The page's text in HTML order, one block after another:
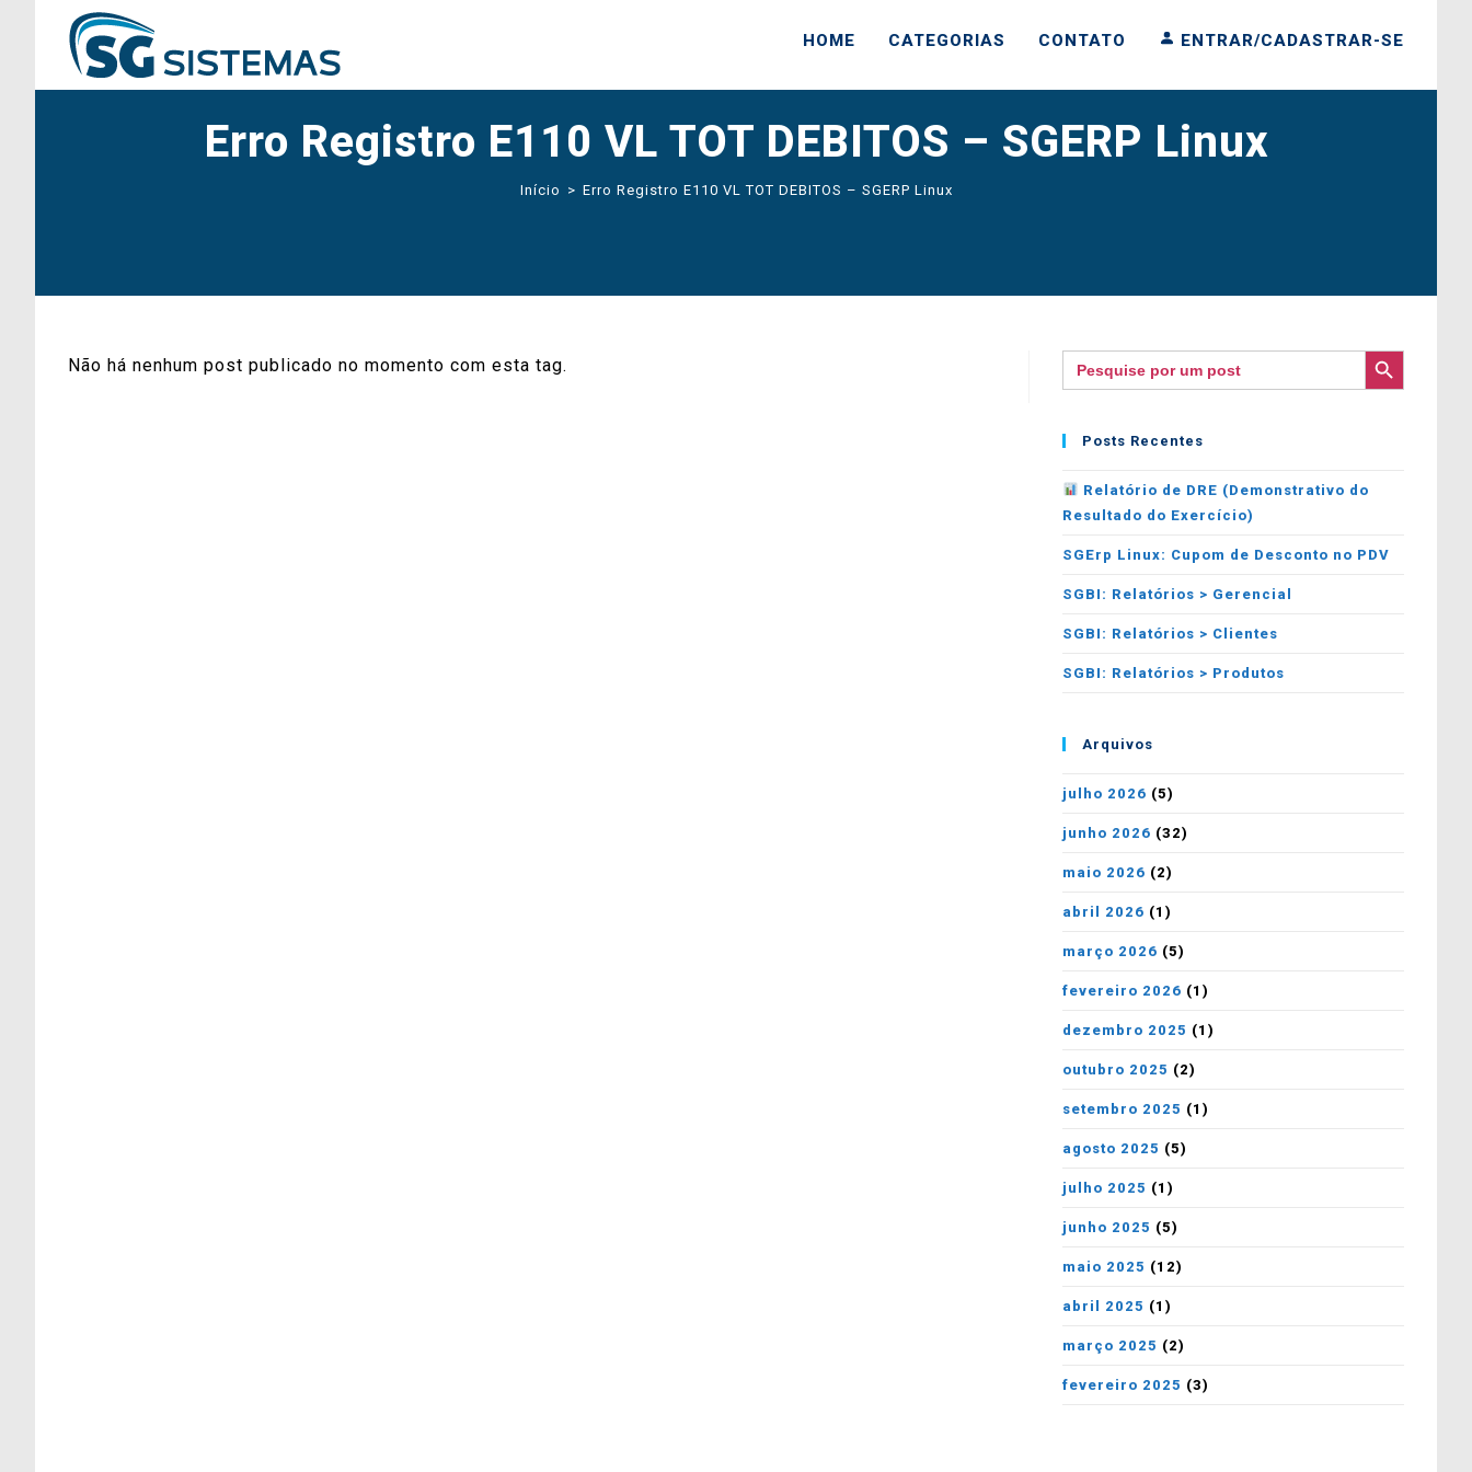
HOME CATEGORIAS CONTATO ENTRAR/CADASTRAR-SE
Erro Registro E110 VL TOT DEBITOS – SGERP Linux
Início > Erro Registro E110 VL TOT DEBITOS – SGERP Linux
Não há nenhum post publicado no momento com esta tag.
Search
for:
SEARCH BUTTON
Posts Recentes
Relatório de DRE (Demonstrativo do
Resultado do Exercício)
SGErp Linux: Cupom de Desconto no PDV
SGBI: Relatórios > Gerencial
SGBI: Relatórios > Clientes
SGBI: Relatórios > Produtos
Arquivos
julho 2026 (5)
junho 2026 (32)
maio 2026 (2)
abril 2026 (1)
março 2026 (5)
fevereiro 2026 (1)
dezembro 2025 (1)
outubro 2025 (2)
setembro 2025 (1)
agosto 2025 (5)
julho 2025 (1)
junho 2025 (5)
maio 2025 (12)
abril 2025 (1)
março 2025 (2)
fevereiro 2025 (3)